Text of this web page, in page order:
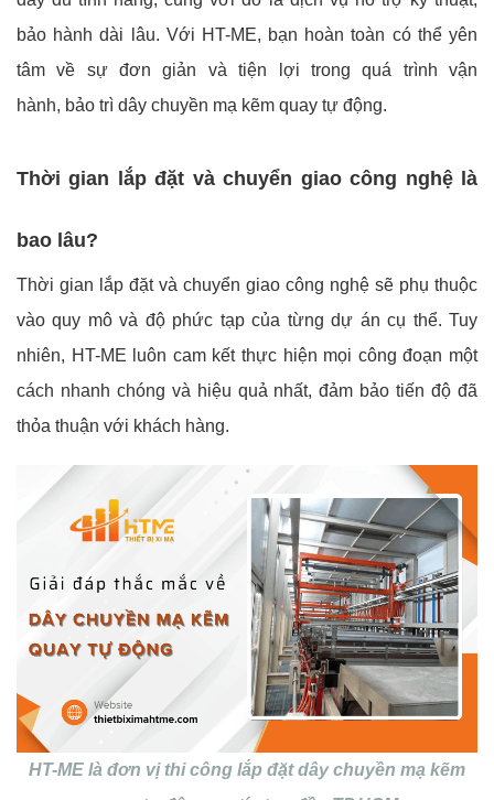
bảo hành dài lâu. Với HT-ME, bạn hoàn toàn có thể yên
tâm về sự đơn giản và tiện lợi trong quá trình vận
hành, bảo trì dây chuyền mạ kẽm quay tự động.
Thời gian lắp đặt và chuyển giao công nghệ là
bao lâu?
Thời gian lắp đặt và chuyển giao công nghệ sẽ phụ thuộc
vào quy mô và độ phức tạp của từng dự án cụ thể. Tuy
nhiên, HT-ME luôn cam kết thực hiện mọi công đoạn một
cách nhanh chóng và hiệu quả nhất, đảm bảo tiến độ đã
thỏa thuận với khách hàng.
HT-ME là đơn vị thi công lắp đặt dây chuyền mạ kẽm